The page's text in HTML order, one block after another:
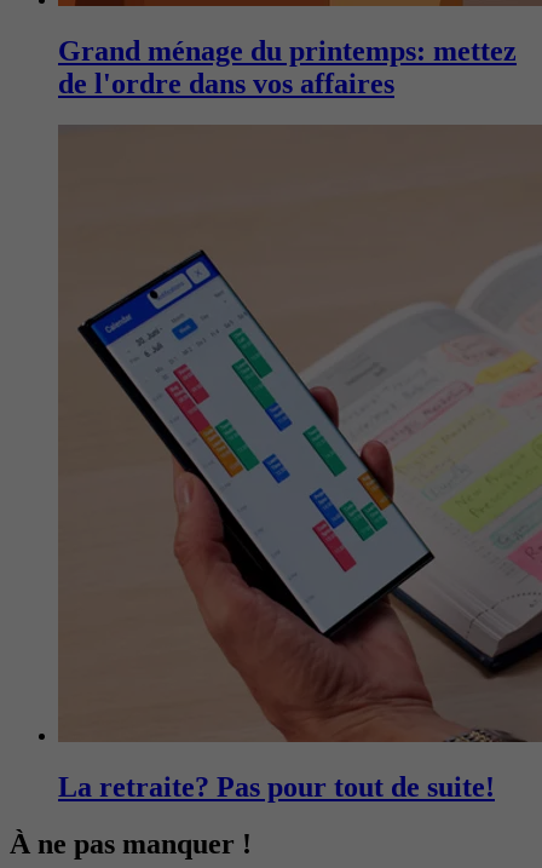
Grand ménage du printemps: mettez
de l'ordre dans vos affaires
La retraite? Pas pour tout de suite!
À ne pas manquer !